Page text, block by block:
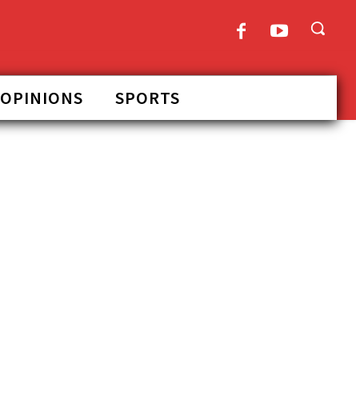
OPINIONS SPORTS